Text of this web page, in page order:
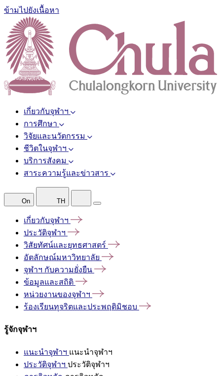
ข้ามไปยังเนื้อหา
เกี่ยวกับจุฬาฯ
การศึกษา
วิจัยและนวัตกรรม
ชีวิตในจุฬาฯ
บริการสังคม
สาระความรู้และข่าวสาร
On TH
เกี่ยวกับจุฬาฯ
ประวัติจุฬาฯ
วิสัยทัศน์และยุทธศาสตร์
อัตลักษณ์มหาวิทยาลัย
จุฬาฯ กับความยั่งยืน
ข้อมูลและสถิติ
หน่วยงานของจุฬาฯ
ร้องเรียนทุจริตและประพฤติมิชอบ
รู้จักจุฬาฯ
แนะนำจุฬาฯ แนะนำจุฬาฯ
ประวัติจุฬาฯ ประวัติจุฬาฯ